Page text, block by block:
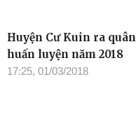
Huyện Cư Kuin ra quân
huấn luyện năm 2018
17:25, 01/03/2018